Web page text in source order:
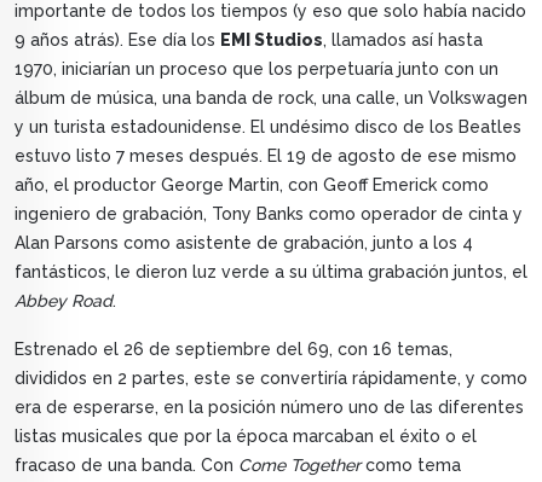
importante de todos los tiempos (y eso que solo había nacido
9 años atrás). Ese día los EMI Studios, llamados así hasta
1970, iniciarían un proceso que los perpetuaría junto con un
álbum de música, una banda de rock, una calle, un Volkswagen
y un turista estadounidense. El undésimo disco de los Beatles
estuvo listo 7 meses después. El 19 de agosto de ese mismo
año, el productor George Martin, con Geoff Emerick como
ingeniero de grabación, Tony Banks como operador de cinta y
Alan Parsons como asistente de grabación, junto a los 4
fantásticos, le dieron luz verde a su última grabación juntos, el
Abbey Road.
Estrenado el 26 de septiembre del 69, con 16 temas,
divididos en 2 partes, este se convertiría rápidamente, y como
era de esperarse, en la posición número uno de las diferentes
listas musicales que por la época marcaban el éxito o el
fracaso de una banda. Con Come Togethercomo tema